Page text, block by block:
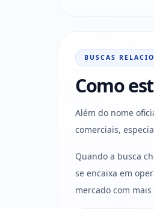
BUSCAS
Como
Além do nome
comerciais,
Quando a busca
se encaixa em
mercado com mais